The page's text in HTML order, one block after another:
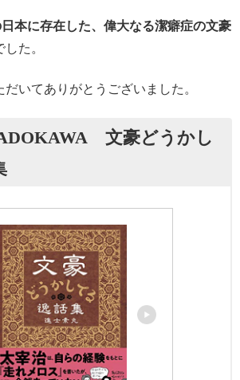
本に存在した、偉大なる潔癖症の文豪
た。
いてありがとうございました。
文豪どうかし